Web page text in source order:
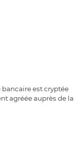
est cryptée
agréée auprès de la